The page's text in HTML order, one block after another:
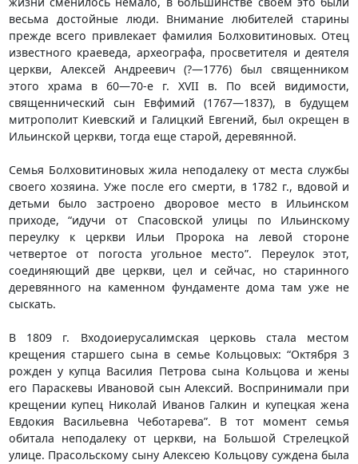
весьма достойные люди. Внимание любителей старины
прежде всего привлекает фамилия Болховитиновых. Отец
известного краеведа, археографа, просветителя и деятеля
церкви, Алексей Андреевич (?—1776) был священником
этого храма в 60—70-е г. ХVII в. По всей видимости,
священнический сын Евфимий (1767—1837), в будущем
митрополит Киевский и Галицкий Евгений, был окрещен в
Ильинской церкви, тогда еще старой, деревянной.
Семья Болховитиновых жила неподалеку от места службы
своего хозяина. Уже после его смерти, в 1782 г., вдовой и
детьми было застроено дворовое место в Ильинском
приходе, “идучи от Спасовской улицы по Ильинскому
переулку к церкви Ильи Пророка на левой стороне
четвертое от погоста угольное место”. Переулок этот,
соединяющий две церкви, цел и сейчас, но старинного
деревянного на каменном фундаменте дома там уже не
сыскать.
В 1809 г. Входоиерусалимская церковь стала местом
крещения старшего сына в семье Кольцовых: “Октября 3
рожден у купца Василия Петрова сына Кольцова и жены
его Параскевы Ивановой сын Алексий. Воспринимали при
крещении купец Николай Иванов Галкин и купецкая жена
Евдокия Васильевна Чеботарева”. В тот момент семья
обитала неподалеку от церкви, на Большой Стрелецкой
улице. Прасольскому сыну Алексею Кольцову суждена была